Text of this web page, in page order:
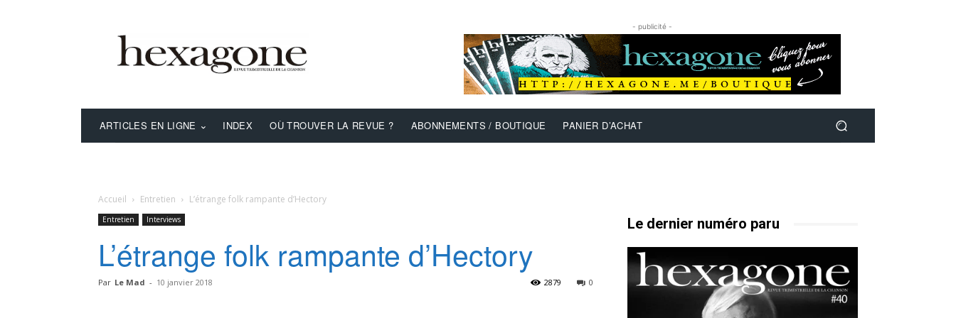
- publicité -
ARTICLES EN LIGNE INDEX OÙ TROUVER LA REVUE ? ABONNEMENTS / BOUTIQUE PANIER D’ACHAT
Accueil Entretien L’étrange folk rampante d’Hectory
Entretien Interviews
L’étrange folk rampante d’Hectory
Par Le Mad - 10 janvier 2018 0
2879
Le dernier numéro paru